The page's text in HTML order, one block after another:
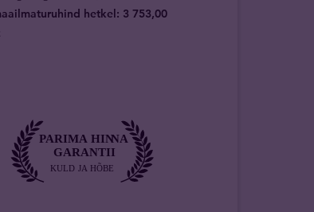
hetkel: 3 753,00